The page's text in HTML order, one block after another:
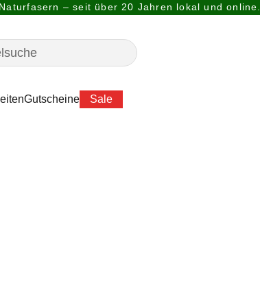
– seit über 20 Jahren lokal und online.
Gutscheine Sale